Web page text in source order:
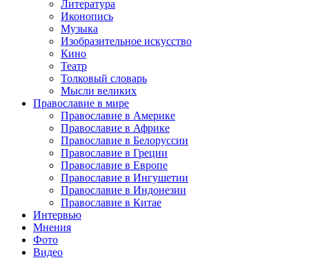
Литература
Иконопись
Музыка
Изобразительное искусство
Кино
Театр
Толковый словарь
Мысли великих
Православие в мире
Православие в Америке
Православие в Африке
Православие в Белоруссии
Православие в Греции
Православие в Европе
Православие в Ингушетии
Православие в Индонезии
Православие в Китае
Интервью
Мнения
Фото
Видео